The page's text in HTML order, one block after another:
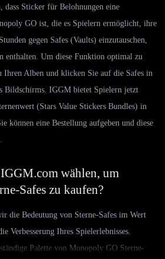
dass Sticker für Belohnungen eine
GO ist, die es Spielern ermöglicht, ihre
gegen Safes (Vaults) einzutauschen,
enthalten. Um diese Funktion optimal zu
Ihren Alben und klicken Sie auf die Safes in
Bildschirms. IGGM bietet Spielern jetzt
(Stars Value Stickers Bundles) in
können eine Bestellung aufgeben und diese
wählen, um
Safes zu kaufen?
die Bedeutung von Sterne-Safes im Wert
Verbesserung Ihres Spielerlebnisses.
Palette von Monopoly GO Sterne-